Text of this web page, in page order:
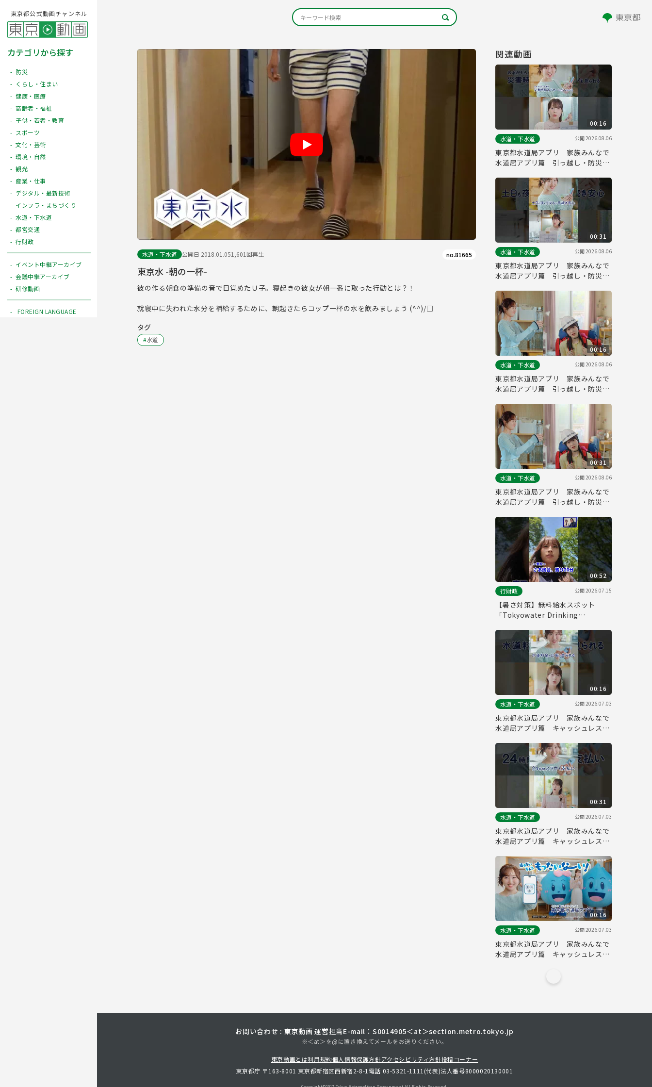
東京都公式動画チャンネル
カテゴリから探す
防災
くらし・住まい
健康・医療
高齢者・福祉
子供・若者・教育
スポーツ
文化・芸術
環境・自然
観光
産業・仕事
デジタル・最新技術
インフラ・まちづくり
水道・下水道
都営交通
行財政
イベント中継アーカイブ
会議中継アーカイブ
研修動画
FOREIGN LANGUAGE
水道・下水道 公開日 2018.01.051,601回再生 no.81665
東京水 -朝の一杯-
彼の作る朝食の準備の音で目覚めたＵ子。寝起きの彼女が朝一番に取った行動とは？！
就寝中に失われた水分を補給するために、朝起きたらコップ一杯の水を飲みましょう (^^)/□
タグ
#水道
関連動画
00:16
水道・下水道
公開2026.08.06
東京都水道局アプリ 家族みんなで
水道局アプリ篇 引っ越し・防災
00:31
水道・下水道
公開2026.08.06
東京都水道局アプリ 家族みんなで
水道局アプリ篇 引っ越し・防災
00:16
水道・下水道
公開2026.08.06
東京都水道局アプリ 家族みんなで
水道局アプリ篇 引っ越し・防災
00:31
水道・下水道
公開2026.08.06
東京都水道局アプリ 家族みんなで
水道局アプリ篇 引っ越し・防災
00:52
行財政
公開2026.07.15
【暑さ対策】無料給水スポット
「Tokyowater Drinking
00:16
水道・下水道
公開2026.07.03
東京都水道局アプリ 家族みんなで
水道局アプリ篇 キャッシュレス・
00:31
水道・下水道
公開2026.07.03
東京都水道局アプリ 家族みんなで
水道局アプリ篇 キャッシュレス・
00:16
水道・下水道
公開2026.07.03
東京都水道局アプリ 家族みんなで
水道局アプリ篇 キャッシュレス・
お問い合わせ : 東京動画 運営担当 E-mail：S0014905＜at＞section.metro.tokyo.jp
※＜at＞を@に置き換えてメールをお送りください。
東京動画とは利用規約個人情報保護方針アクセシビリティ方針投稿コーナー
東京都庁 〒163-8001 東京都新宿区西新宿2-8-1 電話 03-5321-1111(代表)法人番号8000020130001